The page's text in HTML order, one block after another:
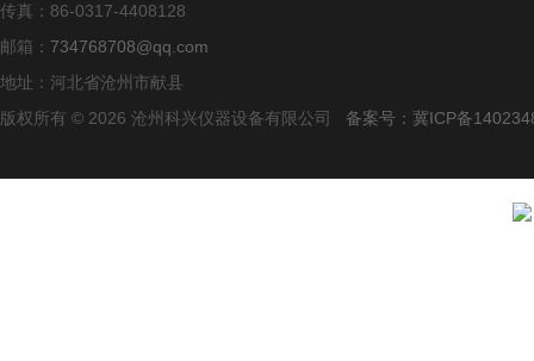
传真：86-0317-4408128
邮箱： 734768708@qq.com
地址：河北省沧州市献县
版权所有 © 2026 沧州科兴仪器设备有限公司 备案号：冀ICP备